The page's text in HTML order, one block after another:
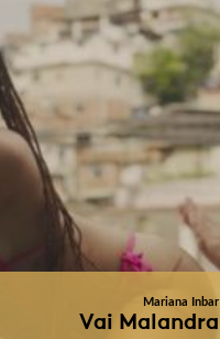
Mariana Inbar
Vai Malandra